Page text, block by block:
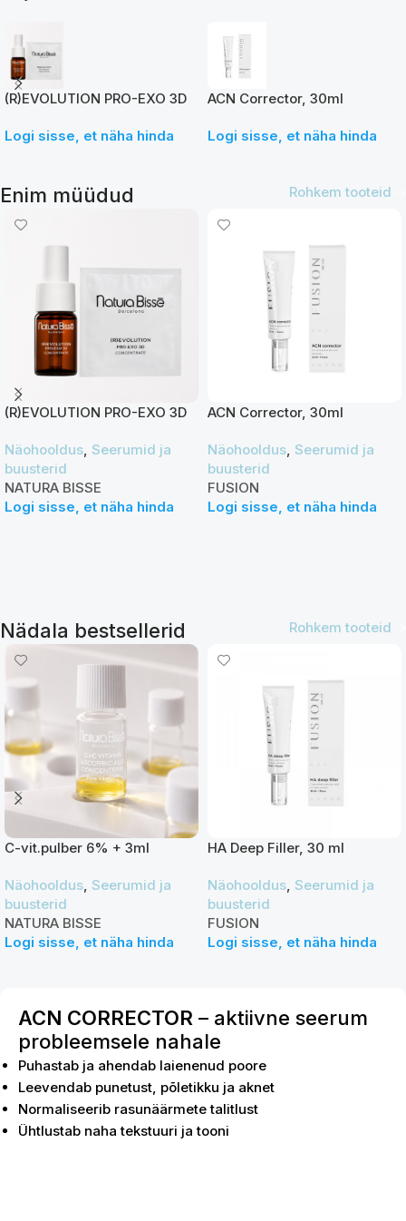
(R)EVOLUTION PRO-EXO 3D
Logi sisse, et näha hinda
ACN Corrector, 30ml
Logi sisse, et näha hinda
Enim müüdud Rohkem tooteid
(R)EVOLUTION PRO-EXO 3D
Näohooldus, Seerumid ja
buusterid
NATURA BISSE
Logi sisse, et näha hinda
ACN Corrector, 30ml
Näohooldus, Seerumid ja
buusterid
FUSION
Logi sisse, et näha hinda
Nädala bestsellerid Rohkem tooteid
C-vit.pulber 6% + 3ml
Näohooldus, Seerumid ja
buusterid
NATURA BISSE
Logi sisse, et näha hinda
HA Deep Filler, 30 ml
Näohooldus, Seerumid ja
buusterid
FUSION
Logi sisse, et näha hinda
ACN CORRECTOR – aktiivne seerum
probleemsele nahale
Puhastab ja ahendab laienenud poore
Leevendab punetust, põletikku ja aknet
Normaliseerib rasunäärmete talitlust
Ühtlustab naha tekstuuri ja tooni